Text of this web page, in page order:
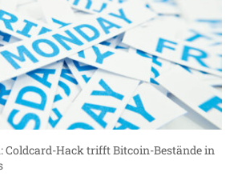
Hack trifft Bitcoin-Bestände in